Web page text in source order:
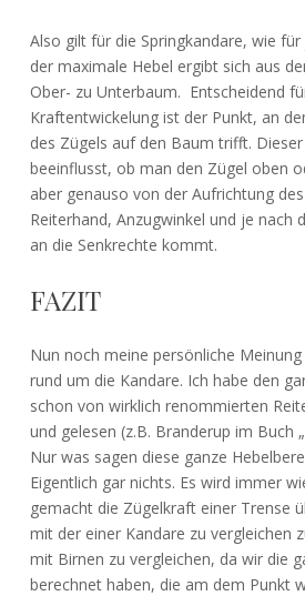
Also gilt für die Springkandare, wie
der maximale Hebel ergibt sich aus
Ober- zu Unterbaum. Entscheidend
Kraftentwickelung ist der Punkt, an
des Zügels auf den Baum trifft.
beeinflusst, ob man den Zügel oben
aber genauso von der Aufrichtung
Reiterhand, Anzugwinkel und je nach
an die Senkrechte kommt.
FAZIT
Nun noch meine persönliche
rund um die Kandare. Ich habe den
schon von wirklich renommierten
und gelesen (z.B. Branderup im Buch
Nur was sagen diese ganze
Eigentlich gar nichts. Es wird immer
gemacht die Zügelkraft einer Trense
mit der einer Kandare zu vergleichen
mit Birnen zu vergleichen, da wir die
berechnet haben, die am dem Punkt